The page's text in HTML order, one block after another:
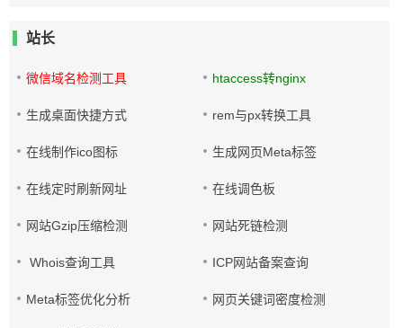
站长
微信域名检测工具 htaccess转nginx
生成桌面快捷方式 rem与px转换工具
在线制作ico图标 生成网页Meta标签
在线定时刷新网址 在线调色板
网站Gzip压缩检测 网站死链检测
Whois查询工具 ICP网站备案查询
Meta标签优化分析 网页关键词密度检测